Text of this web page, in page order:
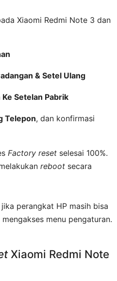
Xiaomi Redmi Note 3 dan
& Setel Ulang
Setelan Pabrik
Telepon, dan konfirmasi
Factory resetselesai 100%.
rebootsecara
perangkat HP masih bisa
mengakses menu pengaturan.
Xiaomi Redmi Note